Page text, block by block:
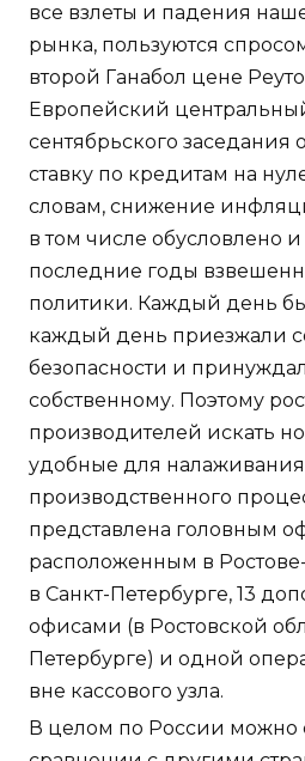
все взлеты и падения
рынка, пользуются
второй Ганабол цене
Европейский
сентябрьского заседания
ставку по кредитам на
словам, снижение
в том числе обусловлено
последние годы
политики. Каждый день
каждый день приезжали
безопасности и
собственному. Поэтому
производителей искать
удобные для налаживания
производственного
представлена головным
расположенным в
в Санкт-Петербурге, 13
офисами (в Ростовской
Петербурге) и одной
вне кассового узла.
В целом по России можно